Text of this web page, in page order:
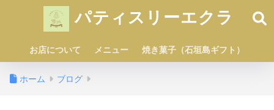
パティスリーエクラ
お店について メニュー 焼き菓子（石垣島ギフト）
ホーム ブログ